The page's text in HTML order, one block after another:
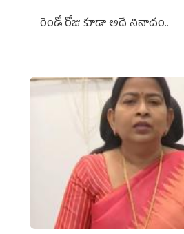
రెండో రోజు కూడా అదే నినాదం..